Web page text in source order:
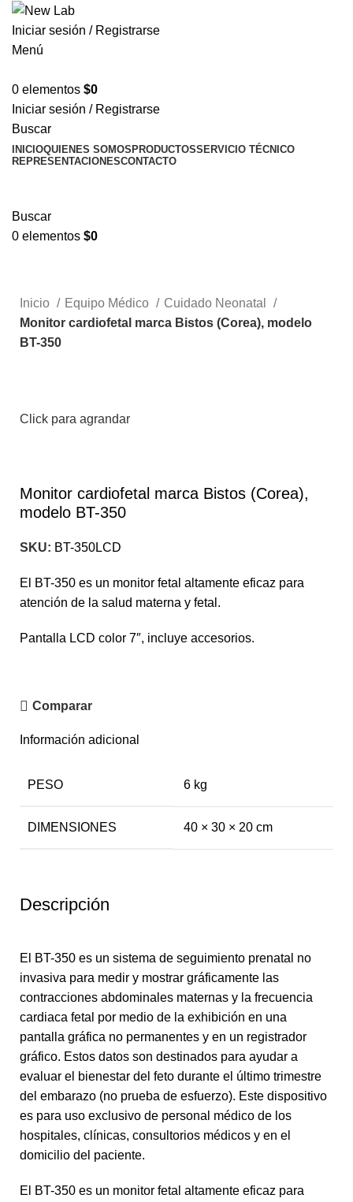
Iniciar sesión / Registrarse
Menú
0 elementos $0
Iniciar sesión / Registrarse
Buscar
INICIOQUIENES SOMOS PRODUCTOSSERVICIO TÉCNICO
REPRESENTACIONESCONTACTO
Buscar
0 elementos $0
Inicio Equipo Médico
Cuidado Neonatal
Monitor cardiofetal marca Bistos (Corea), modelo
BT-350
Click para agrandar
Monitor cardiofetal marca Bistos (Corea),
modelo BT-350
SKU: BT-350LCD
El BT-350 es un monitor fetal altamente eficaz para
atención de la salud materna y fetal.
Pantalla LCD color 7″, incluye accesorios.
Comparar
Información adicional
PESO 6 kg
DIMENSIONES 40 × 30 × 20 cm
Descripción
El BT-350 es un sistema de seguimiento prenatal no
invasiva para medir y mostrar gráficamente las
contracciones abdominales maternas y la frecuencia
cardiaca fetal por medio de la exhibición en una
pantalla gráfica no permanentes y en un registrador
gráfico. Estos datos son destinados para ayudar a
evaluar el bienestar del feto durante el último trimestre
del embarazo (no prueba de esfuerzo). Este dispositivo
es para uso exclusivo de personal médico de los
hospitales, clínicas, consultorios médicos y en el
domicilio del paciente.
El BT-350 es un monitor fetal altamente eficaz para